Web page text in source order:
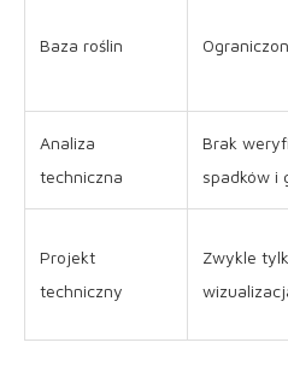
Baza roślin
Analiza
techniczna
Brak
spadków i
Projekt
techniczny
Zwykle